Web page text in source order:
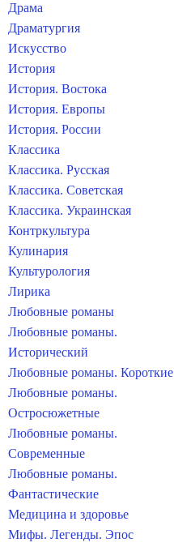
Драма
Драматургия
Искусство
История
История. Востока
История. Европы
История. России
Классика
Классика. Русская
Классика. Советская
Классика. Украинская
Контркультура
Кулинария
Культурология
Лирика
Любовные романы
Любовные романы.
Исторический
Любовные романы. Короткие
Любовные романы.
Остросюжетные
Любовные романы.
Современные
Любовные романы.
Фантастические
Медицина и здоровье
Мифы. Легенды. Эпос